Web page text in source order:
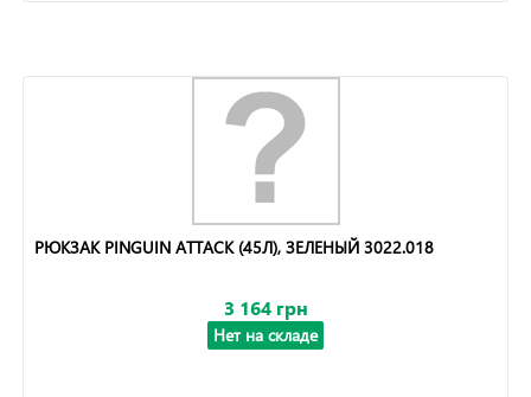
РЮКЗАК PINGUIN ATTACK (45Л), ЗЕЛЕНЫЙ 3022.018
3 164 грн
Нет на складе